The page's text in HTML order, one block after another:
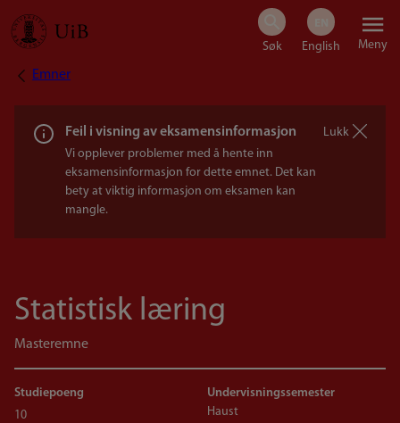
Hopp
Meny
Navigasjonssti
Emner
Feil i visning av eksamensinformasjon
Vi opplever problemer med å hente inn
eksamensinformasjon for dette emnet. Det kan
bety at viktig informasjon om eksamen kan
mangle.
Lukk
Statistisk læring
Masteremne
Studiepoeng
10
Undervisningssemester
Haust